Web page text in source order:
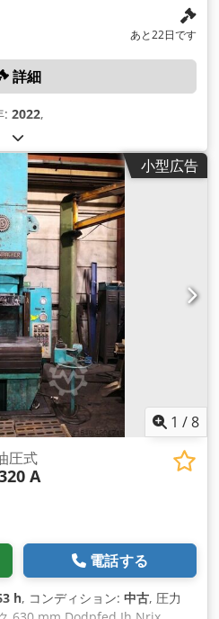
あと22日です
詳細
: 2022,
小型広告
1 /8
圧式
A
電話する
h, コンディション: 中古, 圧力